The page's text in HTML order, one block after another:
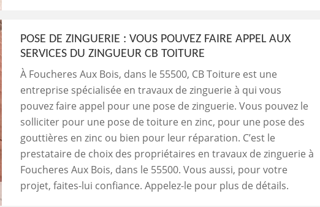
POSE DE ZINGUERIE : VOUS POUVEZ FAIRE APPEL AUX
SERVICES DU ZINGUEUR CB TOITURE
À Foucheres Aux Bois, dans le 55500, CB Toiture est une
entreprise spécialisée en travaux de zinguerie à qui vous
pouvez faire appel pour une pose de zinguerie. Vous pouvez le
solliciter pour une pose de toiture en zinc, pour une pose des
gouttières en zinc ou bien pour leur réparation. C’est le
prestataire de choix des propriétaires en travaux de zinguerie à
Foucheres Aux Bois, dans le 55500. Vous aussi, pour votre
projet, faites-lui confiance. Appelez-le pour plus de détails.